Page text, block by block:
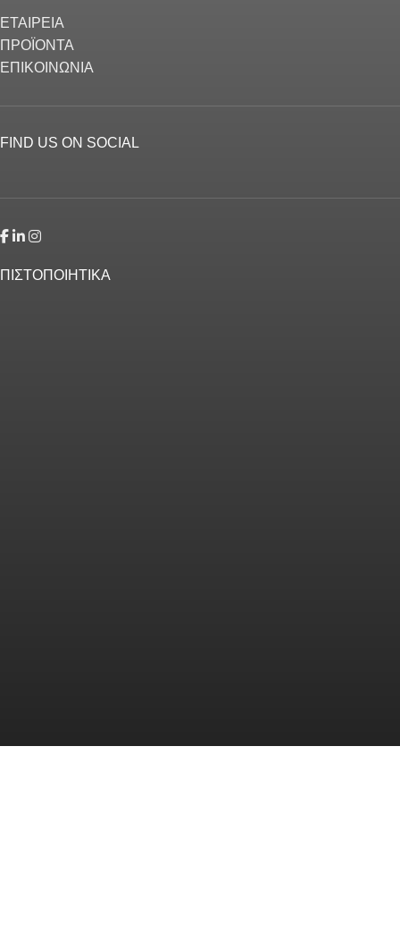
ΕΤΑΙΡΕΙΑ
ΠΡΟΪΟΝΤΑ
ΕΠΙΚΟΙΝΩΝΙΑ
FIND US ON SOCIAL
ΠΙΣΤΟΠΟΙΗΤΙΚΑ